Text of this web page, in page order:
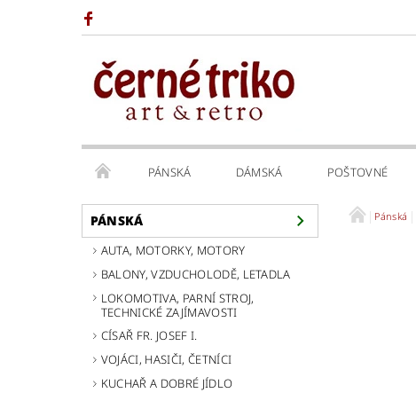
PÁNSKÁ DÁMSKÁ POŠTOVNÉ
PÁNSKÁ
AUTA, MOTORKY, MOTORY
BALONY, VZDUCHOLODĚ, LETADLA
LOKOMOTIVA, PARNÍ STROJ,
TECHNICKÉ ZAJÍMAVOSTI
CÍSAŘ FR. JOSEF I.
VOJÁCI, HASIČI, ČETNÍCI
KUCHAŘ A DOBRÉ JÍDLO
Pánská